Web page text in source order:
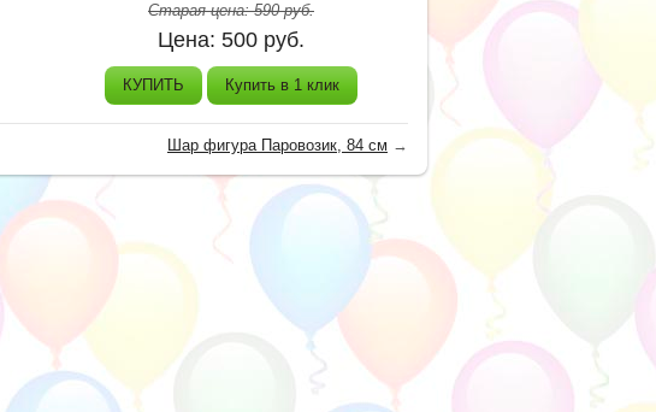
Старая цена:590руб.
Цена: 500 руб.
КУПИТЬ Купить в 1 клик
Шар фигура Паровозик, 84 см →